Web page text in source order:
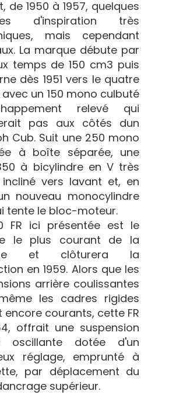
de 1950 à 1957, quelques
d'inspiration très
mais cependant
La marque débute par
temps de 150 cm3 puis
dès 1951 vers le quatre
un 150 mono culbuté
relevé qui
pas aux côtés dun
Cub. Suit une 250 mono
à boîte séparée, une
à bicylindre en V très
vers lavant et, en
nouveau monocylindre
tente le bloc-moteur.
FR ici présentée est le
le plus courant de la
et clôturera la
en 1959. Alors que les
arrière coulissantes
les cadres rigides
encore courants, cette FR
offrait une suspension
oscillante dotée d'un
réglage, emprunté à
par déplacement du
supérieur.